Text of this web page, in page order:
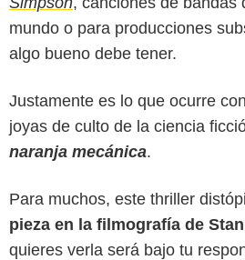
mundo o para producciones
algo bueno debe tener.
Justamente es lo que ocurre
joyas de culto de la ciencia
naranja mecánica.
Para muchos, este thriller
pieza en la filmografía de
quieres verla será bajo tu